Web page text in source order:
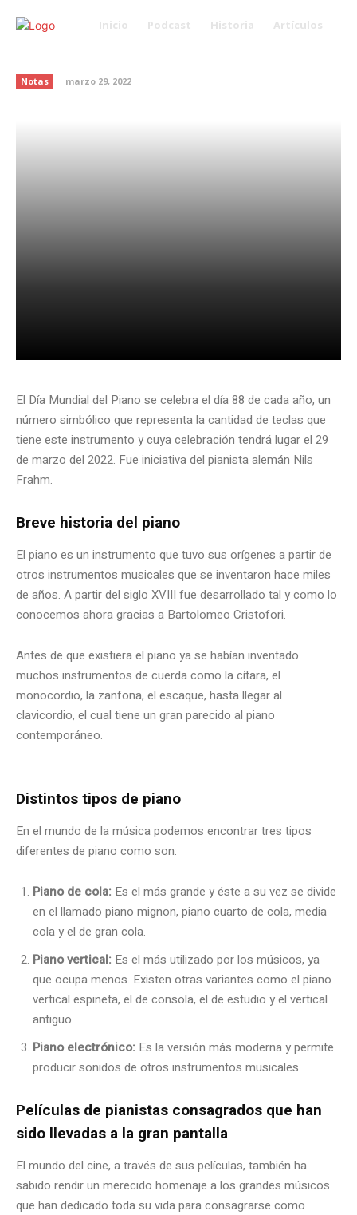
Inicio Podcast Historia Artículos
Notas marzo 29, 2022
El Día Mundial del Piano se celebra el día 88 de cada año, un
número simbólico que representa la cantidad de teclas que
tiene este instrumento y cuya celebración tendrá lugar el 29
de marzo del 2022. Fue iniciativa del pianista alemán Nils
Frahm.
Breve historia del piano
El piano es un instrumento que tuvo sus orígenes a partir de
otros instrumentos musicales que se inventaron hace miles
de años. A partir del siglo XVIII fue desarrollado tal y como lo
conocemos ahora gracias a Bartolomeo Cristofori.
Antes de que existiera el piano ya se habían inventado
muchos instrumentos de cuerda como la cítara, el
monocordio, la zanfona, el escaque, hasta llegar al
clavicordio, el cual tiene un gran parecido al piano
contemporáneo.
Distintos tipos de piano
En el mundo de la música podemos encontrar tres tipos
diferentes de piano como son:
Piano de cola: Es el más grande y éste a su vez se divide
en el llamado piano mignon, piano cuarto de cola, media
cola y el de gran cola.
Piano vertical: Es el más utilizado por los músicos, ya
que ocupa menos. Existen otras variantes como el piano
vertical espineta, el de consola, el de estudio y el vertical
antiguo.
Piano electrónico: Es la versión más moderna y permite
producir sonidos de otros instrumentos musicales.
Películas de pianistas consagrados que han
sido llevadas a la gran pantalla
El mundo del cine, a través de sus películas, también ha
sabido rendir un merecido homenaje a los grandes músicos
que han dedicado toda su vida para consagrarse como